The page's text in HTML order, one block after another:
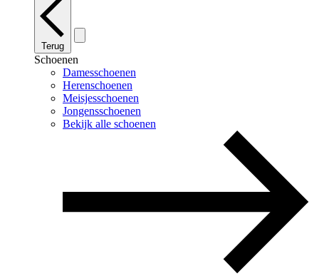
Terug
Schoenen
Damesschoenen
Herenschoenen
Meisjesschoenen
Jongensschoenen
Bekijk alle schoenen